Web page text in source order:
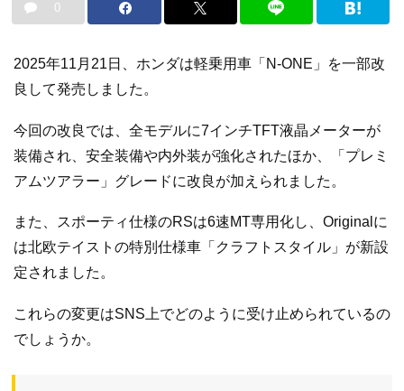
0
2025年11月21日、ホンダは軽乗用車「N-ONE」を一部改
良して発売しました。
今回の改良では、全モデルに7インチTFT液晶メーターが
装備され、安全装備や内外装が強化されたほか、「プレミ
アムツアラー」グレードに改良が加えられました。
また、スポーティ仕様のRSは6速MT専用化し、Originalに
は北欧テイストの特別仕様車「クラフトスタイル」が新設
定されました。
これらの変更はSNS上でどのように受け止められているの
でしょうか。